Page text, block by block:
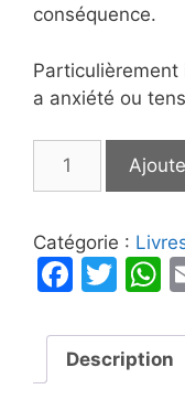
conséquence.
a anxiété ou
quantité
combattre
les
migraines
Catégorie :
F
c
e
T
itt
er s
Description